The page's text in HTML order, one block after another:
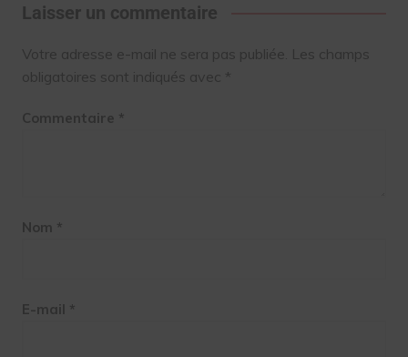
Laisser un commentaire
Votre adresse e-mail ne sera pas publiée. Les champs
obligatoires sont indiqués avec *
Commentaire *
Nom *
E-mail *